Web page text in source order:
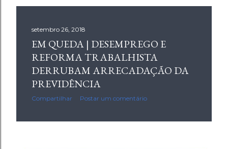
setembro 26, 2018
EM QUEDA | DESEMPREGO E
REFORMA TRABALHISTA
DERRUBAM ARRECADAÇÃO DA
PREVIDÊNCIA
Compartilhar Postar um comentário